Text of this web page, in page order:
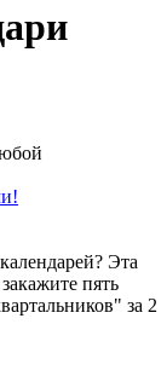
Эта
пять
за 2